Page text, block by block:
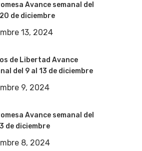
Avance semanal del
de diciembre
13, 2024
de Libertad Avance
del 9 al 13 de diciembre
9, 2024
Avance semanal del
de diciembre
8, 2024